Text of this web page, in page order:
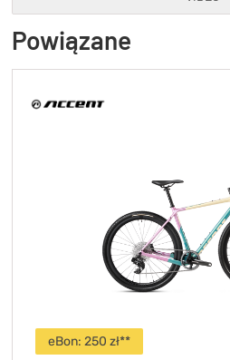
Powiązane
eBon: 250 zł**